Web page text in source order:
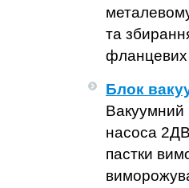
та
фланцевих
Блок
Вакуумний
насоса
пастки